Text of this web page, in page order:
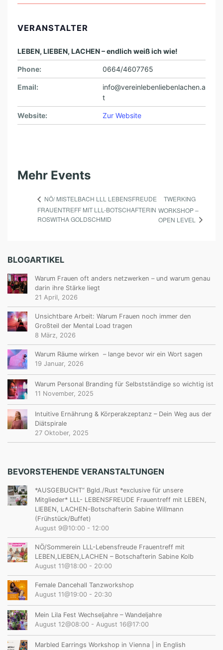
VERANSTALTER
LEBEN, LIEBEN, LACHEN – endlich weiß ich wie!
Phone: 0664/4607765
Email:
info@vereinlebenliebenlachen.a
t
Website: Zur Website
Mehr Events
NÖ/ MISTELBACH LLL LEBENSFREUDE
FRAUENTREFF MIT LLL-BOTSCHAFTERIN
ROSWITHA GOLDSCHMID
TWERKING
WORKSHOP –
OPEN LEVEL
BLOGARTIKEL
Warum Frauen oft anders netzwerken – und warum genau
darin ihre Stärke liegt
21 April, 2026
Unsichtbare Arbeit: Warum Frauen noch immer den
Großteil der Mental Load tragen
8 März, 2026
Warum Räume wirken – lange bevor wir ein Wort sagen
19 Januar, 2026
Warum Personal Branding für Selbstständige so wichtig ist
11 November, 2025
Intuitive Ernährung & Körperakzeptanz – Dein Weg aus der
Diätspirale
27 Oktober, 2025
BEVORSTEHENDE VERANSTALTUNGEN
*AUSGEBUCHT“ Bgld./Rust *exclusive für unsere
Mitglieder* LLL- LEBENSFREUDE Frauentreff mit LEBEN,
LIEBEN, LACHEN-Botschafterin Sabine Willmann
(Frühstück/Buffet)
August 9@10:00 - 12:00
NÖ/Sommerein LLL-Lebensfreude Frauentreff mit
LEBEN,LIEBEN,LACHEN – Botschafterin Sabine Kolb
August 11@18:00 - 20:00
Female Dancehall Tanzworkshop
August 11@19:00 - 20:30
Mein Lila Fest Wechseljahre – Wandeljahre
August 12@08:00 - August 16@17:00
Marbled Earrings Workshop in Vienna | in English